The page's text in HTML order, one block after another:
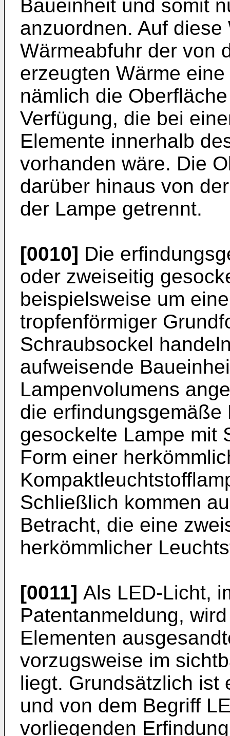
Baueinheit und somit
anzuordnen. Auf
Wärmeabfuhr der von
erzeugten Wärme
nämlich die
Verfügung, die bei
Elemente innerhalb
vorhanden wäre. Die
darüber hinaus von
der Lampe getrennt.
[0010] Die
oder zweiseitig
beispielsweise um
tropfenförmiger
Schraubsockel
aufweisende
Lampenvolumens
die
gesockelte Lampe mit
Form einer
Schließlich kommen
Betracht, die eine
herkömmlicher
[0011] Als LED-Licht,
Patentanmeldung,
Elementen
vorzugsweise im
liegt. Grundsätzlich ist
und von dem Begriff
vorliegenden